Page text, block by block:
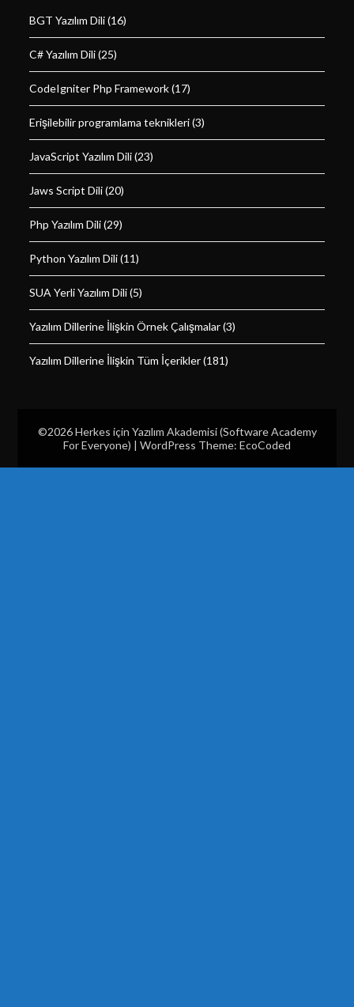
BGT Yazılım Dili(16)
C# Yazılım Dili(25)
CodeIgniter Php Framework(17)
Erişilebilir programlama teknikleri(3)
JavaScript Yazılım Dili(23)
Jaws Script Dili(20)
Php Yazılım Dili(29)
Python Yazılım Dili(11)
SUA Yerli Yazılım Dili(5)
Yazılım Dillerine İlişkin Örnek Çalışmalar(3)
Yazılım Dillerine İlişkin Tüm İçerikler(181)
©2026 Herkes için Yazılım Akademisi (Software Academy
For Everyone) | WordPress Theme: EcoCoded